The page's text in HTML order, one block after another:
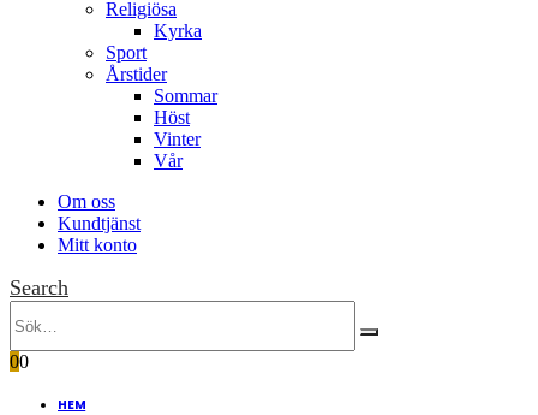
Religiösa
Kyrka
Sport
Årstider
Sommar
Höst
Vinter
Vår
Om oss
Kundtjänst
Mitt konto
Search
00
HEM